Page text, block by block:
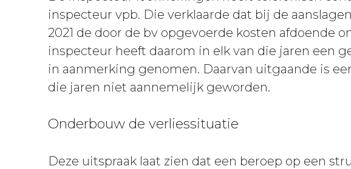
inspecteur vpb. Die verklaarde dat bij de
2021 de door de bv opgevoerde kosten afdoende
inspecteur heeft daarom in elk van die jaren een
in aanmerking genomen. Daarvan uitgaande is
die jaren niet aannemelijk geworden.
Onderbouw de verliessituatie
Deze uitspraak laat zien dat een beroep op een